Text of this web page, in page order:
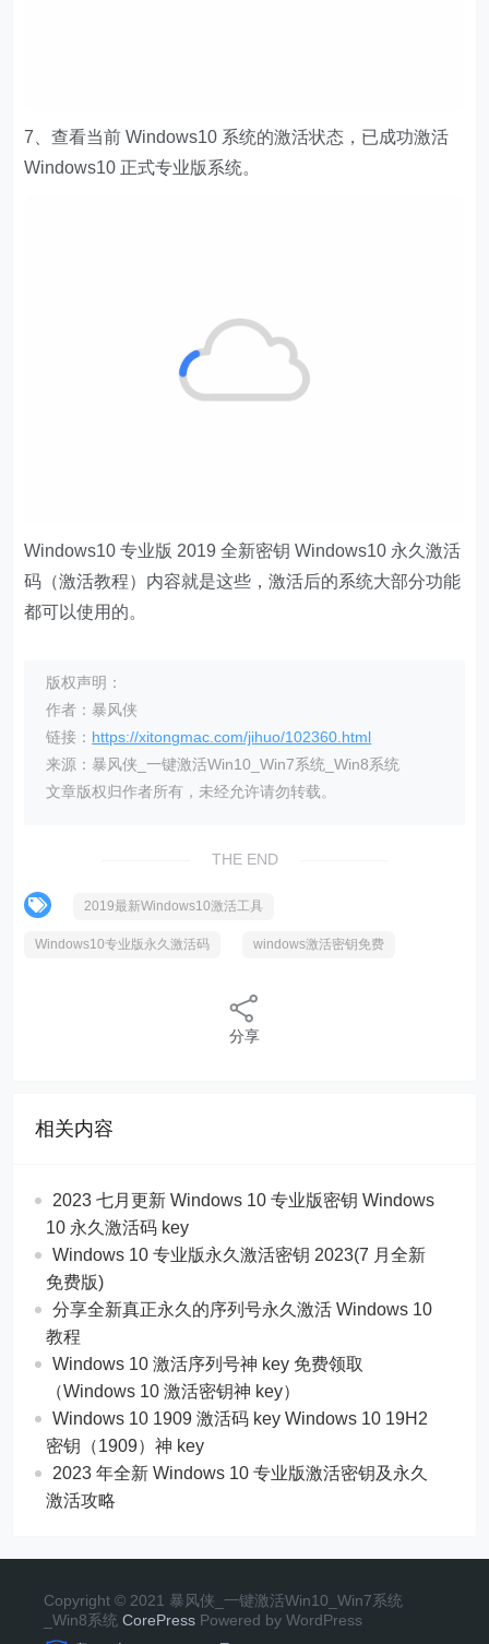
7、查看当前 Windows10 系统的激活状态，已成功激活
Windows10 正式专业版系统。
Windows10 专业版 2019 全新密钥 Windows10 永久激活
码（激活教程）内容就是这些，激活后的系统大部分功能
都可以使用的。
版权声明：
作者：暴风侠
链接： https://xitongmac.com/jihuo/102360.html
来源：暴风侠_一键激活Win10_Win7系统_Win8系统
文章版权归作者所有，未经允许请勿转载。
THE END
2019最新Windows10激活工具
Windows10专业版永久激活码 windows激活密钥免费
分享
相关内容
2023 七月更新 Windows 10 专业版密钥 Windows
10 永久激活码 key
Windows 10 专业版永久激活密钥 2023(7 月全新
免费版)
分享全新真正永久的序列号永久激活 Windows 10
教程
Windows 10 激活序列号神 key 免费领取
（Windows 10 激活密钥神 key）
Windows 10 1909 激活码 key Windows 10 19H2
密钥（1909）神 key
2023 年全新 Windows 10 专业版激活密钥及永久
激活攻略
Copyright © 2021 暴风侠_一键激活Win10_Win7系统
_Win8系统 CorePress Powered by WordPress